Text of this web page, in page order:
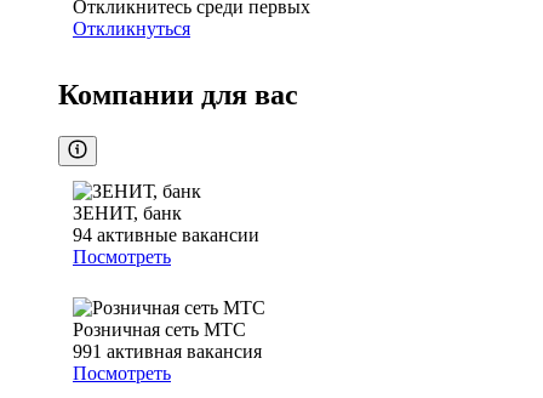
Откликнитесь среди первых
Откликнуться
Компании для вас
ЗЕНИТ, банк
94 активные вакансии
Посмотреть
Розничная сеть МТС
991 активная вакансия
Посмотреть